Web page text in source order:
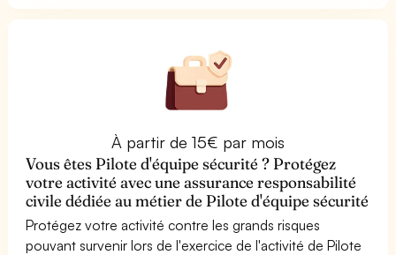
À partir de 15€ par mois
Vous êtes Pilote d'équipe sécurité ? Protégez
votre activité avec une assurance responsabilité
civile dédiée au métier de Pilote d'équipe sécurité
Protégez votre activité contre les grands risques
pouvant survenir lors de l'exercice de l'activité de Pilote